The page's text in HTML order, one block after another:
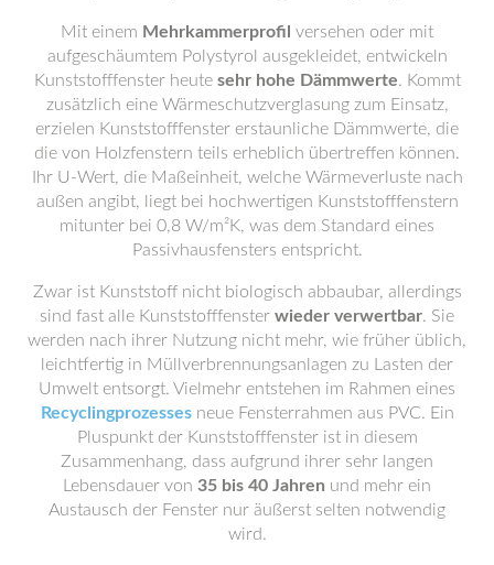
Mit einem Mehrkammerprofil versehen oder mit
aufgeschäumtem Polystyrol ausgekleidet, entwickeln
Kunststofffenster heute sehr hohe Dämmwerte. Kommt
zusätzlich eine Wärmeschutzverglasung zum Einsatz,
erzielen Kunststofffenster erstaunliche Dämmwerte, die
die von Holzfenstern teils erheblich übertreffen können.
Ihr U-Wert, die Maßeinheit, welche Wärmeverluste nach
außen angibt, liegt bei hochwertigen Kunststofffenstern
mitunter bei 0,8 W/m²K, was dem Standard eines
Passivhausfensters entspricht.
Zwar ist Kunststoff nicht biologisch abbaubar, allerdings
sind fast alle Kunststofffenster wieder verwertbar. Sie
werden nach ihrer Nutzung nicht mehr, wie früher üblich,
leichtfertig in Müllverbrennungsanlagen zu Lasten der
Umwelt entsorgt. Vielmehr entstehen im Rahmen eines
Recyclingprozessesneue Fensterrahmen aus PVC. Ein
Pluspunkt der Kunststofffenster ist in diesem
Zusammenhang, dass aufgrund ihrer sehr langen
Lebensdauer von 35 bis 40 Jahren und mehr ein
Austausch der Fenster nur äußerst selten notwendig
wird.